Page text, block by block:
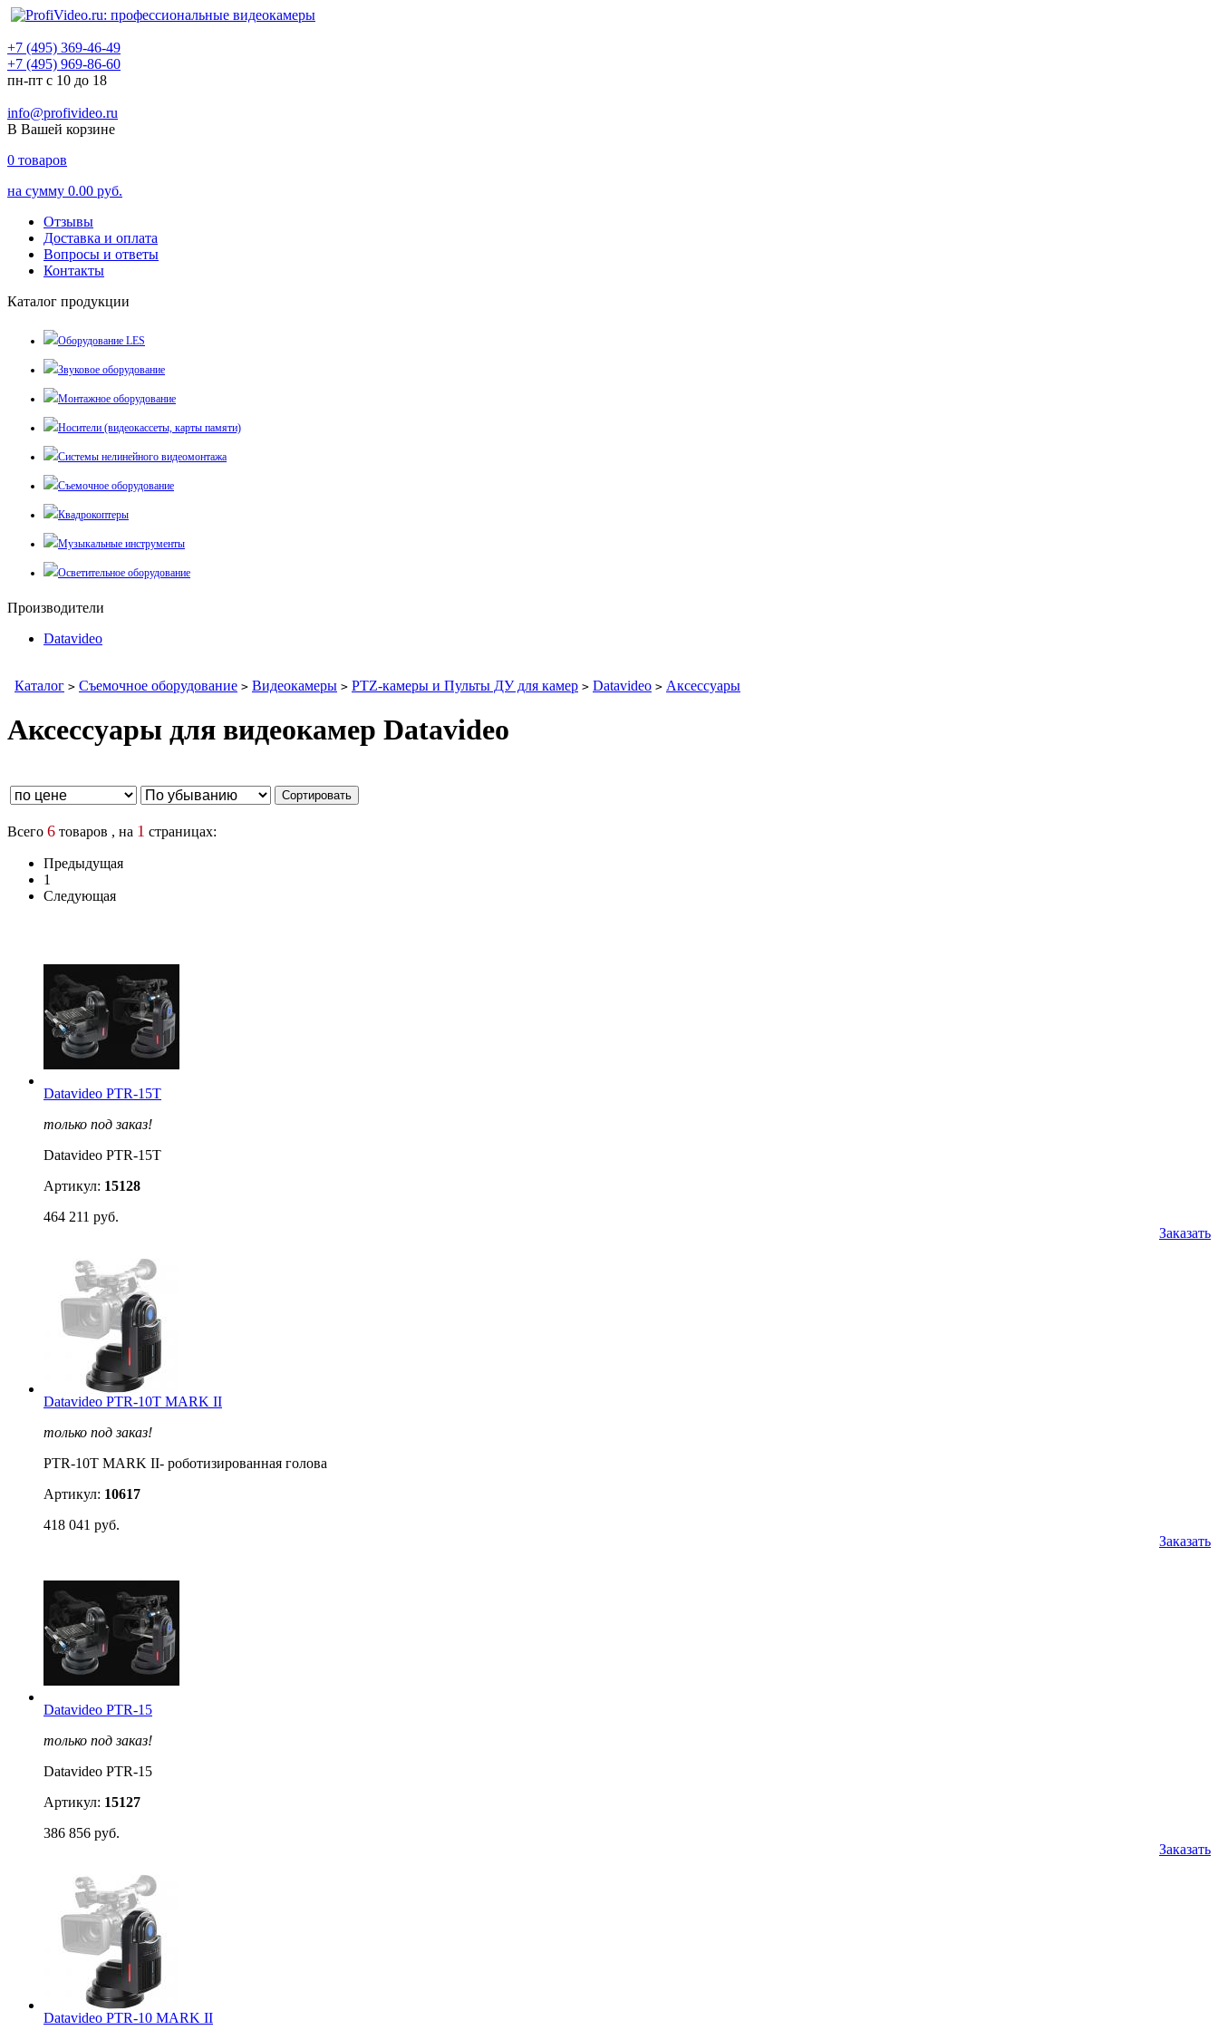
+7 (495) 369-46-49
+7 (495) 969-86-60
пн-пт с 10 до 18
info@profivideo.ru
В Вашей корзине
0 товаров
на сумму 0.00 руб.
Отзывы
Доставка и оплата
Вопросы и ответы
Контакты
Каталог продукции
Оборудование LES
Звуковое оборудование
Монтажное оборудование
Носители (видеокассеты, карты памяти)
Системы нелинейного видеомонтажа
Съемочное оборудование
Квадрокоптеры
Музыкальные инструменты
Осветительное оборудование
Производители
Datavideo
Каталог > Съемочное оборудование > Видеокамеры > PTZ-камеры и Пульты ДУ для камер > Datavideo > Аксессуары
Аксессуары для видеокамер Datavideo
Всего 6 товаров , на 1 страницах:
Предыдущая
1
Следующая
Datavideo PTR-15T
только под заказ!
Datavideo PTR-15T
Артикул: 15128
464 211 руб.
Заказать
Datavideo PTR-10T MARK II
только под заказ!
PTR-10T MARK II- роботизированная голова
Артикул: 10617
418 041 руб.
Заказать
Datavideo PTR-15
только под заказ!
Datavideo PTR-15
Артикул: 15127
386 856 руб.
Заказать
Datavideo PTR-10 MARK II